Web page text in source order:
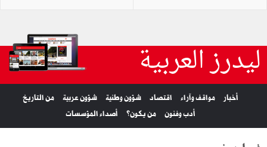
ليدرز العربية
أخبار مواقف وآراء اقتصاد شؤون وطنية شؤون عربية
من التاريخ
أدب وفنون
من يكون؟ أصداء المؤسسات